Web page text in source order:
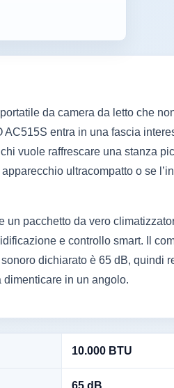
da camera da letto che
entra in una fascia
vuole raffrescare una stanza
ultracompatto o se
un pacchetto da vero
e controllo smart. Il
dichiarato è 65 dB, quindi
dimenticare in un angolo.
10.000 BTU
65 dB